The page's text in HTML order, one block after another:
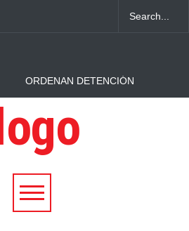
ORDENAN DETENCIÓN
HOMBRE ACUSADO DE
TENTADO EN SANTA ANA